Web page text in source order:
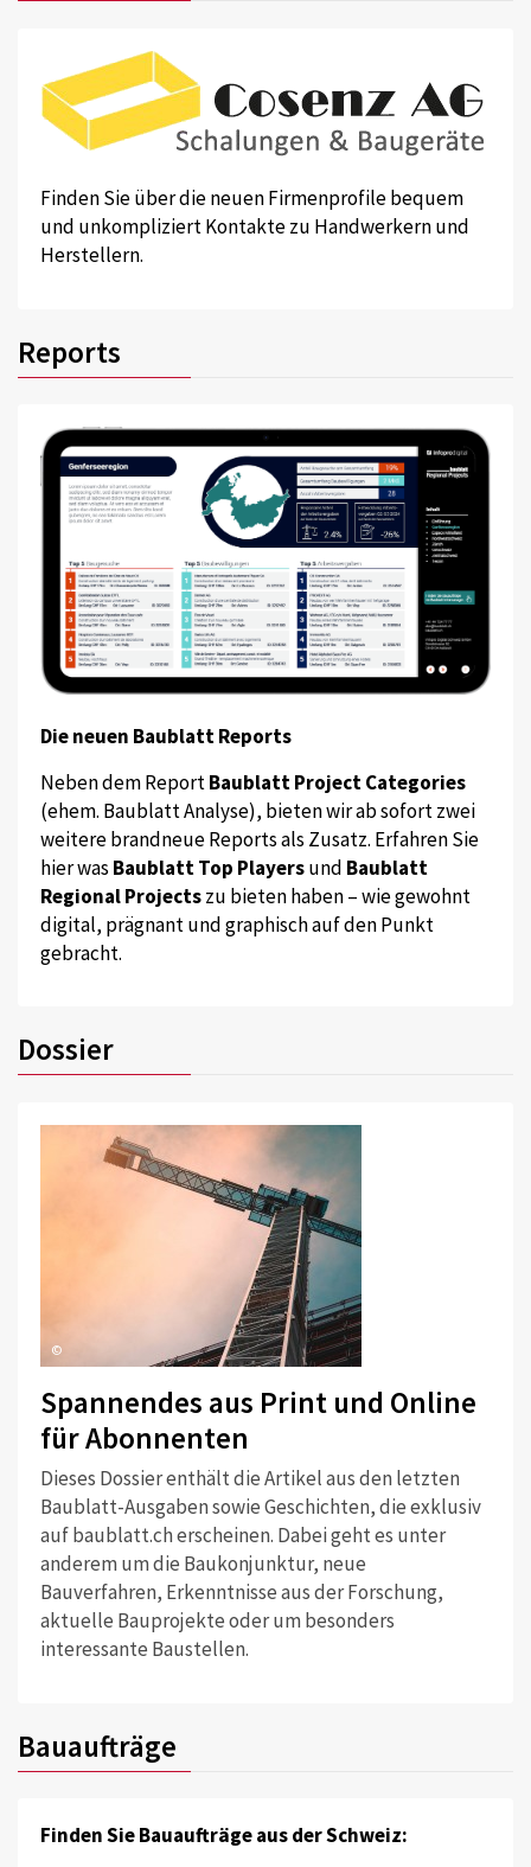
Finden Sie über die neuen Firmenprofile bequem
und unkompliziert Kontakte zu Handwerkern und
Herstellern.
Reports
Die neuen Baublatt Reports
Neben dem ReportBaublatt Project Categories
(ehem. Baublatt Analyse), bieten wir ab sofort zwei
weitere brandneue Reports als Zusatz. Erfahren Sie
hier was Baublatt Top Playersund Baublatt
Regional Projectszu bieten haben – wie gewohnt
digital, prägnant und graphisch auf den Punkt
gebracht.
Dossier
©
Spannendes aus Print und Online
für Abonnenten
Dieses Dossier enthält die Artikel aus den letzten
Baublatt-Ausgaben sowie Geschichten, die exklusiv
auf baublatt.ch erscheinen. Dabei geht es unter
anderem um die Baukonjunktur, neue
Bauverfahren, Erkenntnisse aus der Forschung,
aktuelle Bauprojekte oder um besonders
interessante Baustellen.
Bauaufträge
Finden Sie Bauaufträge aus der Schweiz: